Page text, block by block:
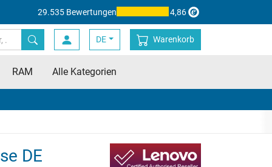
29.535 Bewertungen 4,86
DE Warenkorb
RAM Alle Kategorien
DE